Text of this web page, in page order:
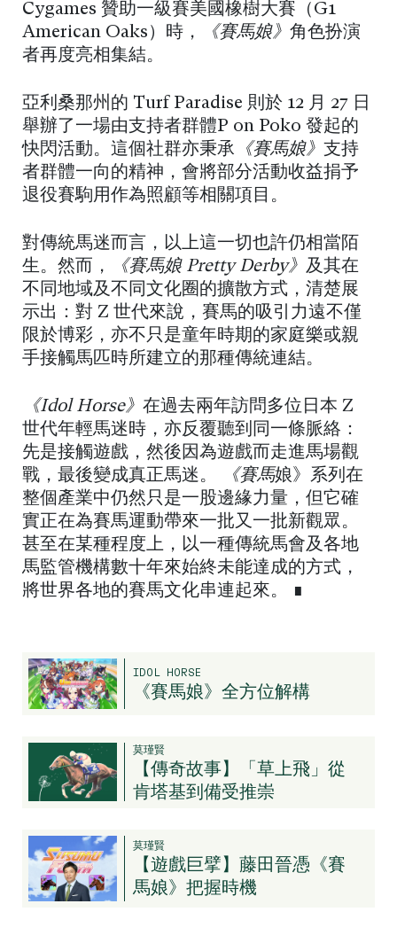
Cygames 贊助一級賽美國橡樹大賽（G1
American Oaks）時，
《賽馬娘》 角色扮演
者再度亮相集結。
亞利桑那州的 Turf Paradise 則於 12 月 27 日
舉辦了一場由支持者群體P on Poko 發起的
快閃活動。這個社群亦秉承 《賽馬娘》 支持
者群體一向的精神，會將部分活動收益捐予
退役賽駒用作為照顧等相關項目。
對傳統馬迷而言，以上這一切也許仍相當陌
生。然而，
《賽馬娘 Pretty Derby》 及其在
不同地域及不同文化圈的擴散方式，清楚展
示出：對 Z 世代來說，賽馬的吸引力遠不僅
限於博彩，亦不只是童年時期的家庭樂或親
手接觸馬匹時所建立的那種傳統連結。
《Idol Horse》 在過去兩年訪問多位日本 Z
世代年輕馬迷時，亦反覆聽到同一條脈絡：
先是接觸遊戲，然後因為遊戲而走進馬場觀
戰，最後變成真正馬迷。
《賽馬娘》系列在
整個產業中仍然只是一股邊緣力量，但它確
實正在為賽馬運動帶來一批又一批新觀眾。
甚至在某種程度上，以一種傳統馬會及各地
馬監管機構數十年來始終未能達成的方式，
將世界各地的賽馬文化串連起來。 ∎
IDOL HORSE
《賽馬娘》全方位解構
莫瑾賢
【傳奇故事】「草上飛」從
肯塔基到備受推崇
莫瑾賢
【遊戲巨擘】藤田晉憑《賽
馬娘》把握時機